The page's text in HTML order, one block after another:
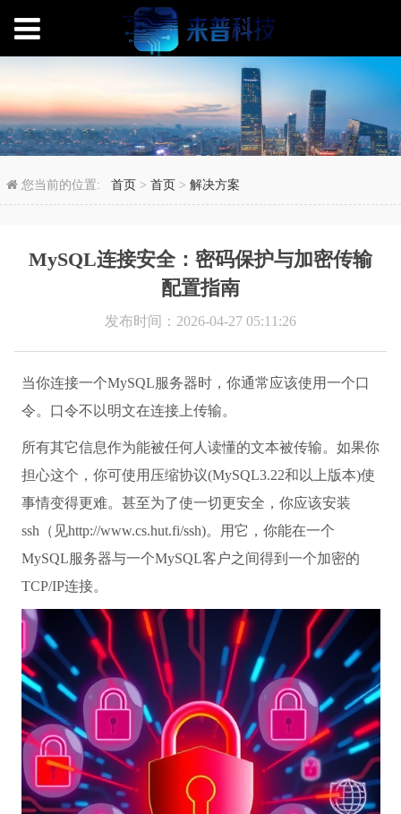
MySQL连接安全：密
您当前的位置:首页 >首页 >解决方案
MySQL连接安全：密码保护与加密传输
配置指南
发布时间：2026-04-27 05:11:26
当你连接一个MySQL服务器时，你通常应该使用一个口
令。口令不以明文在连接上传输。
所有其它信息作为能被任何人读懂的文本被传输。如果你
担心这个，你可使用压缩协议(MySQL3.22和以上版本)使
事情变得更难。甚至为了使一切更安全，你应该安装
ssh（见http://www.cs.hut.fi/ssh)。用它，你能在一个
MySQL服务器与一个MySQL客户之间得到一个加密的
TCP/IP连接。